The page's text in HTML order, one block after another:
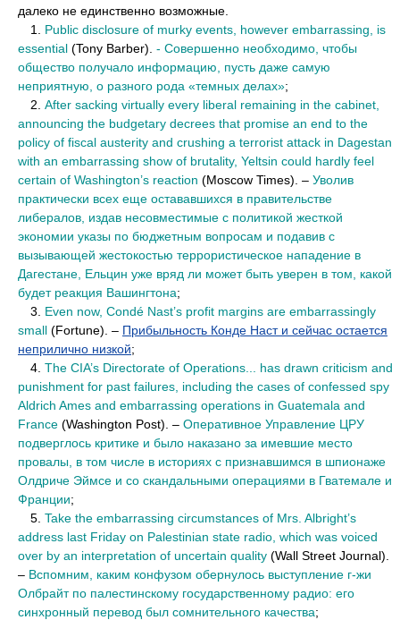
далеко не единственно возможные.
1. Public disclosure of murky events, however embarrassing, is
essential (Tony Barber). - Совершенно необходимо, чтобы
общество получало информацию, пусть даже самую
неприятную, о разного рода «темных делах»;
2. After sacking virtually every liberal remaining in the cabinet,
announcing the budgetary decrees that promise an end to the
policy of fiscal austerity and crushing a terrorist attack in Dagestan
with an embarrassing show of brutality, Yeltsin could hardly feel
certain of Washington’s reaction (Moscow Times). – Уволив
практически всех еще остававшихся в правительстве
либералов, издав несовместимые с политикой жесткой
экономии указы по бюджетным вопросам и подавив с
вызывающей жестокостью террористическое нападение в
Дагестане, Ельцин уже вряд ли может быть уверен в том, какой
будет реакция Вашингтона;
3. Even now, Condé Nast’s profit margins are embarrassingly
small (Fortune). – Прибыльность Конде Наст и сейчас остается
неприлично низкой;
4. The CIA’s Directorate of Operations... has drawn criticism and
punishment for past failures, including the cases of confessed spy
Aldrich Ames and embarrassing operations in Guatemala and
France (Washington Post). – Оперативное Управление ЦРУ
подверглось критике и было наказано за имевшие место
провалы, в том числе в историях с признавшимся в шпионаже
Олдриче Эймсе и со скандальными операциями в Гватемале и
Франции;
5. Take the embarrassing circumstances of Mrs. Albright’s
address last Friday on Palestinian state radio, which was voiced
over by an interpretation of uncertain quality (Wall Street Journal).
– Вспомним, каким конфузом обернулось выступление г-жи
Олбрайт по палестинскому государственному радио: его
синхронный перевод был сомнительного качества;